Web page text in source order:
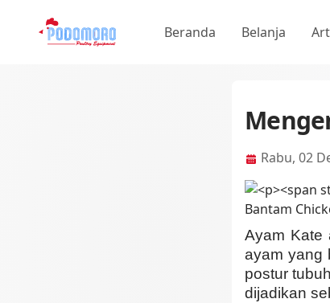
Beranda Belanja
Rabu, 02
Ayam Kate
ayam yang
postur
dijadikan